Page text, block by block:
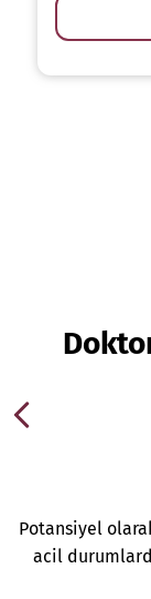
Potansiyel
acil